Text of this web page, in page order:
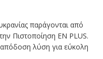
παράγoνται από
Πιστοποίηση EN PLUS.
απόδοση λύση για εύκολη